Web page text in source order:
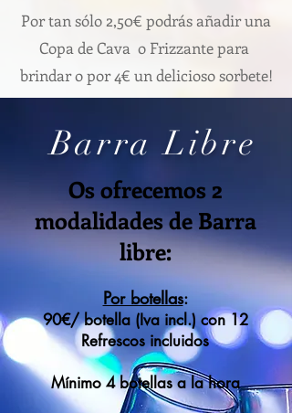
Por tan sólo 2,50€ podrás añadir una
Copa de Cava o Frizzante para
brindar o por 4€ un delicioso sorbete!
Barra Libre
Os ofrecemos 2
modalidades de Barra
libre:
Por botellas:
90€/ botella (Iva incl.) con 12
Refrescos incluidos
Mínimo 4 botellas a la hora